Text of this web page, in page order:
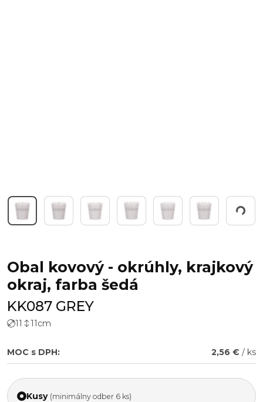
Working...
Obal kovový - okrúhly, krajkový
okraj, farba šedá
KK087 GREY
11 11cm
MOC s DPH: 2,56 € / ks
Kusy (minimálny odber 6 ks)